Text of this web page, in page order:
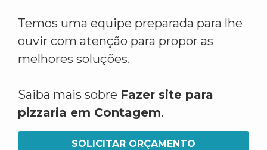
Temos uma equipe preparada para lhe
ouvir com atenção para propor as
melhores soluções.
Saiba mais sobre Fazer site para
pizzaria em Contagem.
SOLICITAR ORÇAMENTO